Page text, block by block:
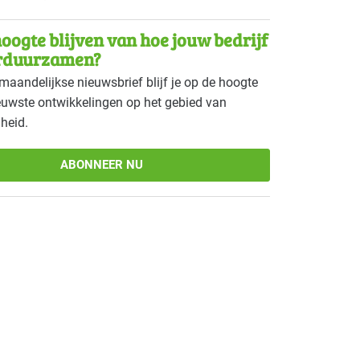
branches Basis
- overig Basis
zwembaden
- vlees Basis
Basis
blijven van hoe jouw bedrijf
nieuwsbrief blijf je op de hoogte
ontwikkelingen op het gebied van
ABONNEER NU